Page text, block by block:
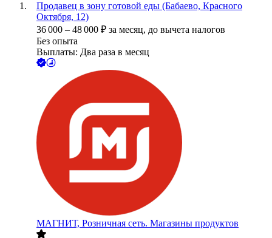
Продавец в зону готовой еды (Бабаево, Красного
Октября, 12)
36 000 – 48 000 ₽ за месяц, до вычета налогов
Без опыта
Выплаты: Два раза в месяц
МАГНИТ, Розничная сеть. Магазины продуктов